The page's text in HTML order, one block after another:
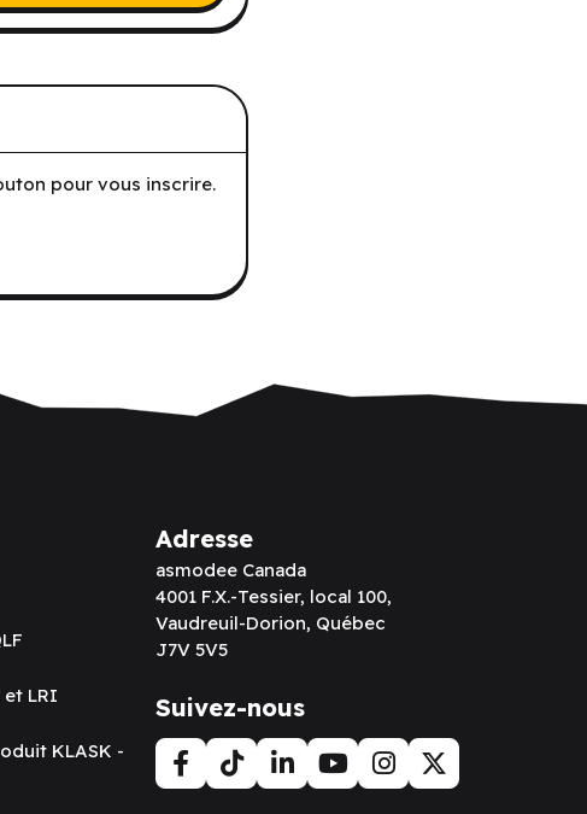
pour vous inscrire.
et LRI
KLASK -
Adresse
asmodee Canada
4001 F.X.-Tessier, local 100,
Vaudreuil-Dorion, Québec
J7V 5V5
Suivez-nous